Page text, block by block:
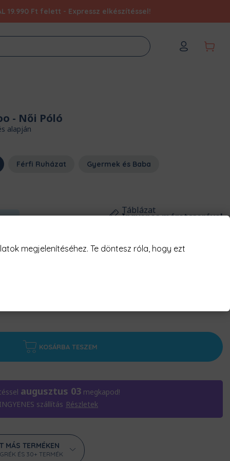
19.990 Ft felett - Expressz elkészítéssel!
- Női Póló
alapján
Férfi Ruházat Gyermek és Baba
Táblázat
Ingyenes méretcserével
2XL
KOSÁRBA TESZEM
augusztus 03 megkapod!
szállítás Részletek
MÁS TERMÉKEN
ÉS 30+ TERMÉK
megjelenítéséhez. Te döntesz róla, hogy ezt